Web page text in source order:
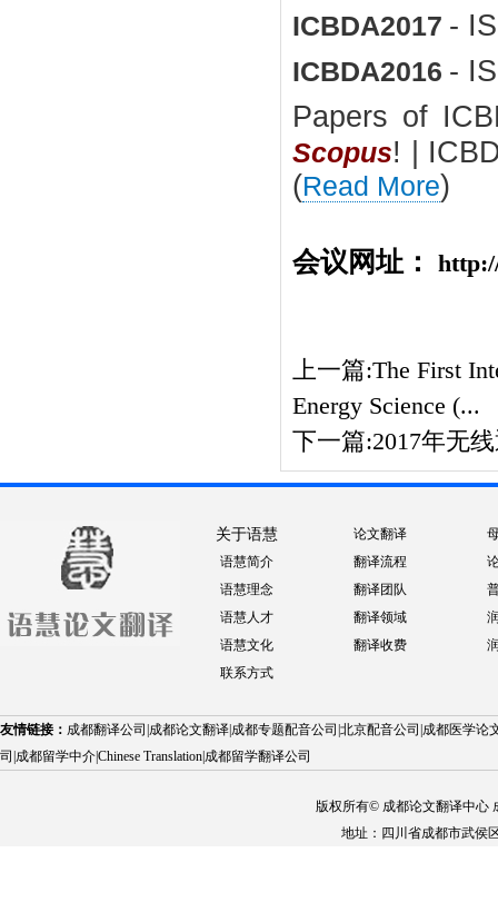
ICBDA2017 -
ICBDA2016 -
Papers of
Scopus! |
(Read More)
会议网址：
上一篇:The First
Energy Science (...
下一篇:2017年无
关于语慧
语慧简介
语慧理念
语慧人才
语慧文化
联系方式
论文翻译
翻译流程
翻译团队
翻译领域
翻译收费
友情链接： 成都翻译公司 成都论文翻译 成都专题配音公司 北京配音公司 成都医学论
司 成都留学中介Chinese Translation 成都留学翻译公司
版权所有© 成都论文翻译中心
地址：四川省成都市武侯